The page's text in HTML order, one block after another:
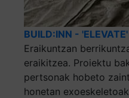
BUILD:INN -
Eraikuntzan
eraikitzea. Proiektu
pertsonak hobeto
honetan